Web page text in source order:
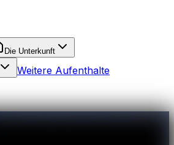
Die Unterkunft
Weitere Aufenthalte